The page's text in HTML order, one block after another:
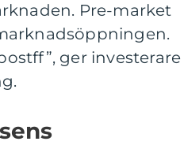
Pre-market
ger investerare